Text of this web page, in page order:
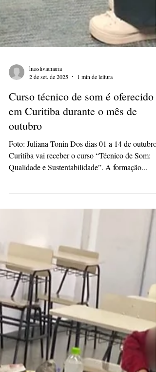
hassliviamaria
2 de set. de 2025
1 min de leitura
Curso técnico de som é oferecido
em Curitiba durante o mês de
outubro
Foto: Juliana Tonin Dos dias 01 a 14 de outubro,